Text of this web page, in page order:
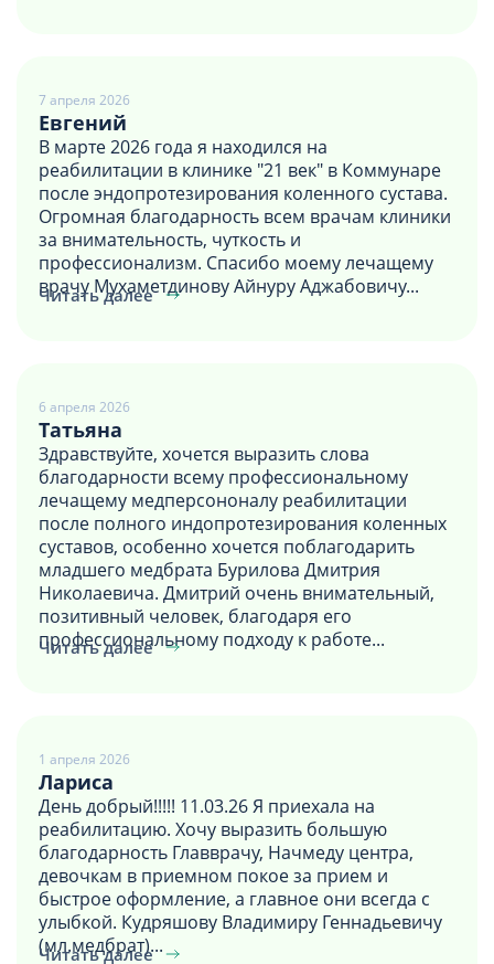
7 апреля 2026
Евгений
В марте 2026 года я находился на
реабилитации в клинике "21 век" в Коммунаре
после эндопротезирования коленного сустава.
Огромная благодарность всем врачам клиники
за внимательность, чуткость и
профессионализм. Спасибо моему лечащему
врачу Мухаметдинову Айнуру Аджабовичу...
Читать далее
6 апреля 2026
Татьяна
Здравствуйте, хочется выразить слова
благодарности всему профессиональному
лечащему медперсононалу реабилитации
после полного индопротезирования коленных
суставов, особенно хочется поблагодарить
младшего медбрата Бурилова Дмитрия
Николаевича. Дмитрий очень внимательный,
позитивный человек, благодаря его
профессиональному подходу к работе...
Читать далее
1 апреля 2026
Лариса
День добрый!!!!! 11.03.26 Я приехала на
реабилитацию. Хочу выразить большую
благодарность Главврачу, Начмеду центра,
девочкам в приемном покое за прием и
быстрое оформление, а главное они всегда с
улыбкой. Кудряшову Владимиру Геннадьевичу
(мл.медбрат)...
Читать далее